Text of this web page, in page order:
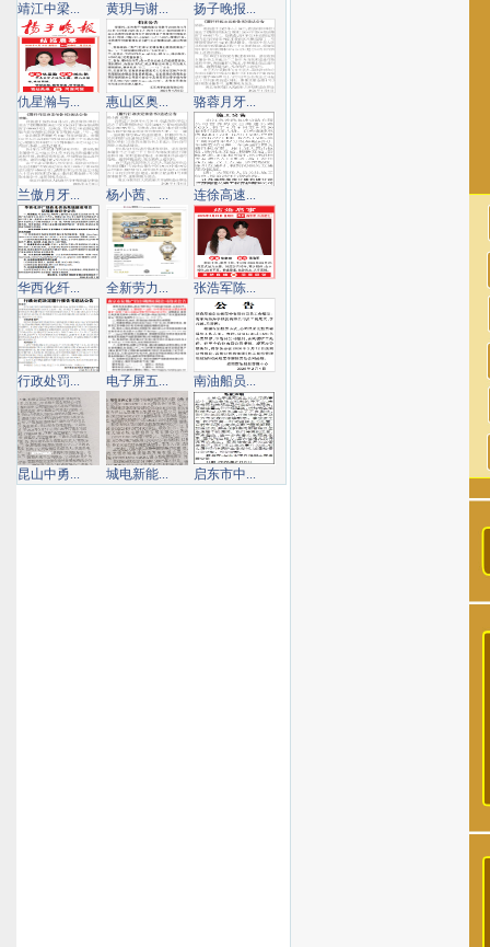
靖江中梁... 黄玥与谢... 扬子晚报...
仇星瀚与... 惠山区奥... 骆蓉月牙...
兰傲月牙... 杨小茜、... 连徐高速...
华西化纤... 全新劳力... 张浩军陈...
行政处罚... 电子屏五... 南油船员...
昆山中勇... 城电新能... 启东市中...